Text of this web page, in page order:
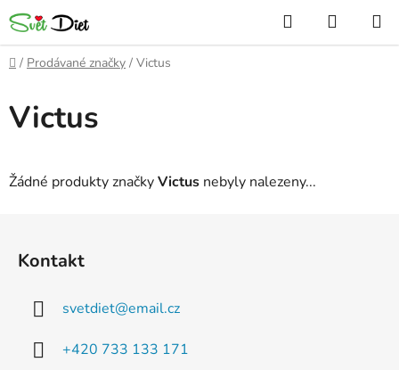
Přejít
na
obsah
Hledat
KOŠÍK
Domů
/ Prodávané značky / Victus
Victus
Žádné produkty značkyVictus nebyly nalezeny...
Kontakt
svetdiet@email.cz
+420 733 133 171